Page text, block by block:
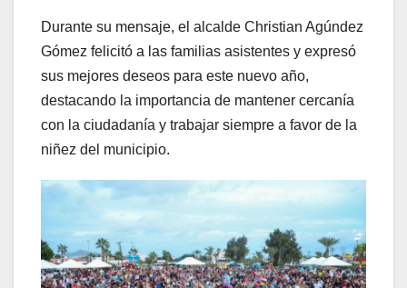
Durante su mensaje, el alcalde Christian Agúndez
Gómez felicitó a las familias asistentes y expresó
sus mejores deseos para este nuevo año,
destacando la importancia de mantener cercanía
con la ciudadanía y trabajar siempre a favor de la
niñez del municipio.